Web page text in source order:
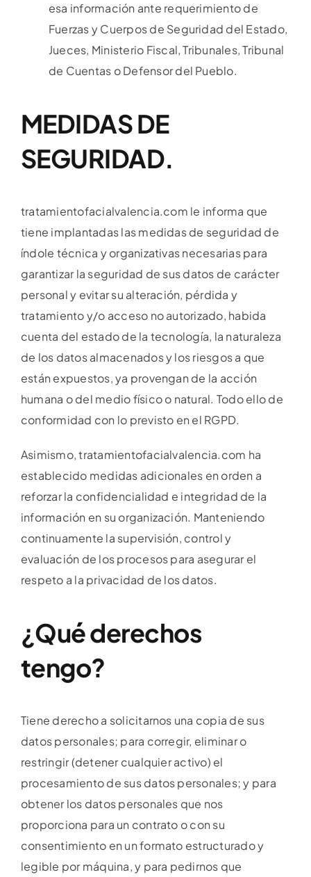
esa información ante requerimiento de
Fuerzas y Cuerpos de Seguridad del Estado,
Jueces, Ministerio Fiscal, Tribunales, Tribunal
de Cuentas o Defensor del Pueblo.
MEDIDAS DE
SEGURIDAD.
tratamientofacialvalencia.com le informa que
tiene implantadas las medidas de seguridad de
índole técnica y organizativas necesarias para
garantizar la seguridad de sus datos de carácter
personal y evitar su alteración, pérdida y
tratamiento y/o acceso no autorizado, habida
cuenta del estado de la tecnología, la naturaleza
de los datos almacenados y los riesgos a que
están expuestos, ya provengan de la acción
humana o del medio físico o natural. Todo ello de
conformidad con lo previsto en el RGPD.
Asimismo, tratamientofacialvalencia.com ha
establecido medidas adicionales en orden a
reforzar la confidencialidad e integridad de la
información en su organización. Manteniendo
continuamente la supervisión, control y
evaluación de los procesos para asegurar el
respeto a la privacidad de los datos.
¿Qué derechos
tengo?
Tiene derecho a solicitarnos una copia de sus
datos personales; para corregir, eliminar o
restringir (detener cualquier activo) el
procesamiento de sus datos personales; y para
obtener los datos personales que nos
proporciona para un contrato o con su
consentimiento en un formato estructurado y
legible por máquina, y para pedirnos que